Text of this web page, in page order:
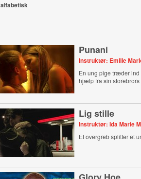
alfabetisk
Punani
Instruktør: Emilie
En ung pige træder
hjælp fra sin storebrors
Lig stille
Instruktør: Ida Marie
Et overgreb splitter et